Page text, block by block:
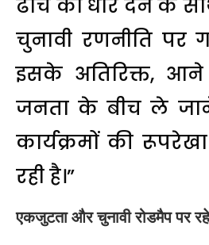
ढांचे को धार देने के
चुनावी रणनीति पर
इसके अतिरिक्त,
जनता के बीच ले
कार्यक्रमों की
रही है।”
एकजुटता और चुनावी रोडमैप पर